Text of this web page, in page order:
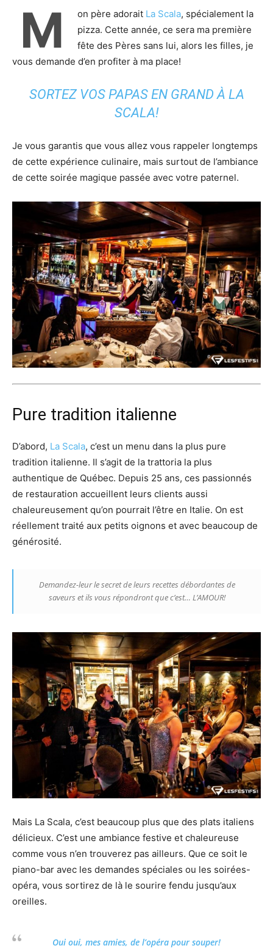
M on père adorait La Scala, spécialement la
pizza. Cette année, ce sera ma première
fête des Pères sans lui, alors les filles, je
vous demande d’en profiter à ma place!
SORTEZ VOS PAPAS EN GRAND À LA
SCALA!
Je vous garantis que vous allez vous rappeler longtemps
de cette expérience culinaire, mais surtout de l’ambiance
de cette soirée magique passée avec votre paternel.
Pure tradition italienne
D’abord, La Scala, c’est un menu dans la plus pure
tradition italienne. Il s’agit de la trattoria la plus
authentique de Québec. Depuis 25 ans, ces passionnés
de restauration accueillent leurs clients aussi
chaleureusement qu’on pourrait l’être en Italie. On est
réellement traité aux petits oignons et avec beaucoup de
générosité.
Demandez-leur le secret de leurs recettes débordantes de
saveurs et ils vous répondront que c’est… L’AMOUR!
Mais La Scala, c’est beaucoup plus que des plats italiens
délicieux. C’est une ambiance festive et chaleureuse
comme vous n’en trouverez pas ailleurs. Que ce soit le
piano-bar avec les demandes spéciales ou les soirées-
opéra, vous sortirez de là le sourire fendu jusqu’aux
oreilles.
Oui oui, mes amies, de l’opéra pour souper!